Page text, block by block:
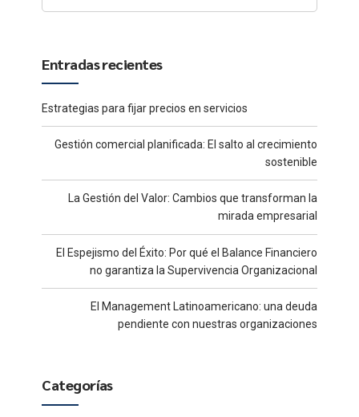
Entradas recientes
Estrategias para fijar precios en servicios
Gestión comercial planificada: El salto al crecimiento
sostenible
La Gestión del Valor: Cambios que transforman la
mirada empresarial
El Espejismo del Éxito: Por qué el Balance Financiero
no garantiza la Supervivencia Organizacional
El Management Latinoamericano: una deuda
pendiente con nuestras organizaciones
Categorías